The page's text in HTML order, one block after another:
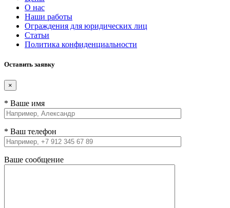
О нас
Наши работы
Ограждения для юридических лиц
Статьи
Политика конфиденциальности
Оставить заявку
×
* Ваше имя
* Ваш телефон
Ваше сообщение